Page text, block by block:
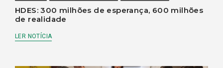
HDES: 300 milhões de esperança, 600 milhões
de realidade
LER NOTÍCIA